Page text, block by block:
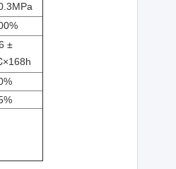
±
×168h